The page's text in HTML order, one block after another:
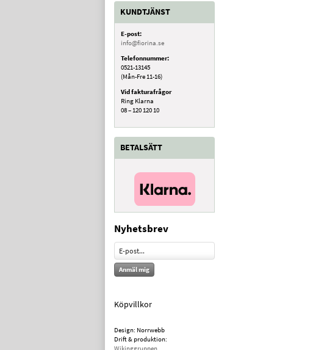
KUNDTJÄNST
E-post:
info@fiorina.se
Telefonnummer:
0521-13145
(Mån-Fre 11-16)
Vid fakturafrågor
Ring Klarna
08 – 120 120 10
BETALSÄTT
Nyhetsbrev
Anmäl mig
Köpvillkor
Design: Norrwebb
Drift & produktion:
Wikinggruppen